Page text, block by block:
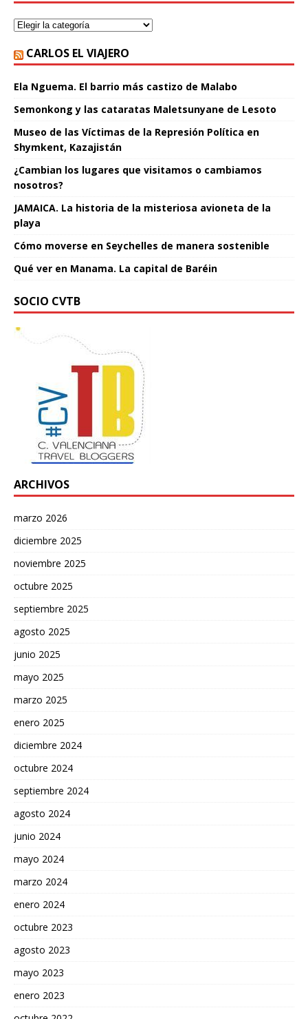
CARLOS EL VIAJERO
Ela Nguema. El barrio más castizo de Malabo
Semonkong y las cataratas Maletsunyane de Lesoto
Museo de las Víctimas de la Represión Política en
Shymkent, Kazajistán
¿Cambian los lugares que visitamos o cambiamos
nosotros?
JAMAICA. La historia de la misteriosa avioneta de la
playa
Cómo moverse en Seychelles de manera sostenible
Qué ver en Manama. La capital de Baréin
SOCIO CVTB
ARCHIVOS
marzo 2026
diciembre 2025
noviembre 2025
octubre 2025
septiembre 2025
agosto 2025
junio 2025
mayo 2025
marzo 2025
enero 2025
diciembre 2024
octubre 2024
septiembre 2024
agosto 2024
junio 2024
mayo 2024
marzo 2024
enero 2024
octubre 2023
agosto 2023
mayo 2023
enero 2023